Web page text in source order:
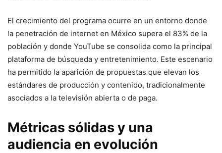
El crecimiento del programa ocurre en un entorno donde
la penetración de internet en México supera el 83% de la
población y donde YouTube se consolida como la principal
plataforma de búsqueda y entretenimiento. Este escenario
ha permitido la aparición de propuestas que elevan los
estándares de producción y contenido, tradicionalmente
asociados a la televisión abierta o de paga.
Métricas sólidas y una
audiencia en evolución